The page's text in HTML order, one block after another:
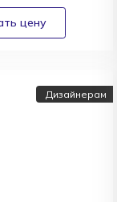
Дизайнерам